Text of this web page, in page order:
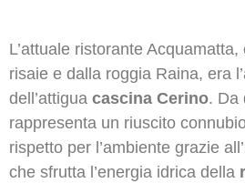
L’attuale ristorante
risaie e dalla roggia Raina, era
dell’attigua cascina Cerino. Da
rappresenta un riuscito
rispetto per l’ambiente grazie
che sfrutta l’energia idrica della